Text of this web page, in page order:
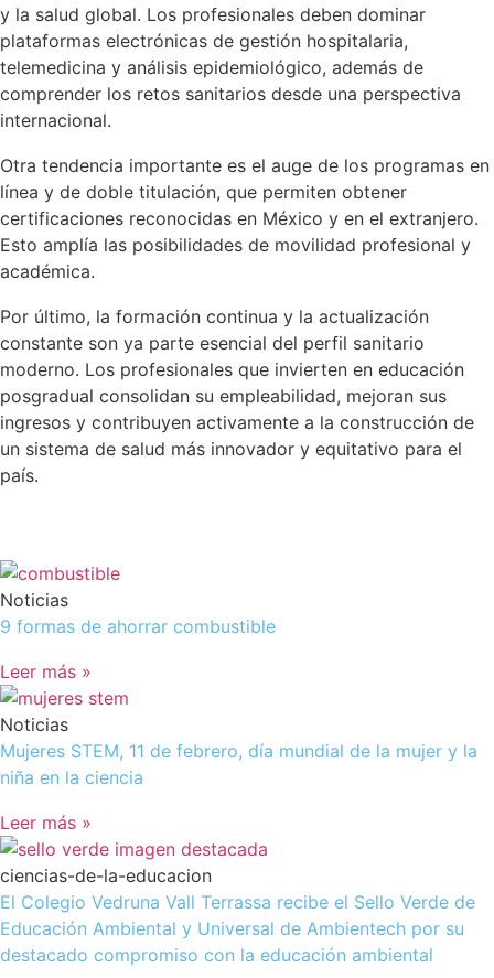
y la salud global. Los profesionales deben dominar
plataformas electrónicas de gestión hospitalaria,
telemedicina y análisis epidemiológico, además de
comprender los retos sanitarios desde una perspectiva
internacional.
Otra tendencia importante es el auge de los programas en
línea y de doble titulación, que permiten obtener
certificaciones reconocidas en México y en el extranjero.
Esto amplía las posibilidades de movilidad profesional y
académica.
Por último, la formación continua y la actualización
constante son ya parte esencial del perfil sanitario
moderno. Los profesionales que invierten en educación
posgradual consolidan su empleabilidad, mejoran sus
ingresos y contribuyen activamente a la construcción de
un sistema de salud más innovador y equitativo para el
país.
Noticias
9 formas de ahorrar combustible
Leer más »
Noticias
Mujeres STEM, 11 de febrero, día mundial de la mujer y la
niña en la ciencia
Leer más »
ciencias-de-la-educacion
El Colegio Vedruna Vall Terrassa recibe el Sello Verde de
Educación Ambiental y Universal de Ambientech por su
destacado compromiso con la educación ambiental